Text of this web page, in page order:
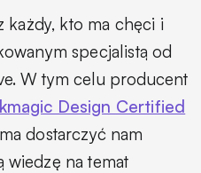
każdy, kto ma chęci i
specjalistą od
W tym celu producent
Design Certified
dostarczyć nam
wiedzę na temat